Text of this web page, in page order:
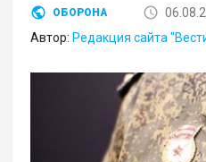
ОБОРОНА
Автор: Редакция сайта